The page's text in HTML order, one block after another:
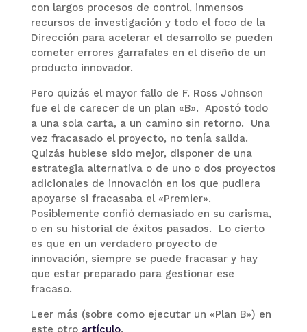
con largos procesos de control, inmensos
recursos de investigación y todo el foco de la
Dirección para acelerar el desarrollo se pueden
cometer errores garrafales en el diseño de un
producto innovador.
Pero quizás el mayor fallo de F. Ross Johnson
fue el de carecer de un plan «B». Apostó todo
a una sola carta, a un camino sin retorno. Una
vez fracasado el proyecto, no tenía salida.
Quizás hubiese sido mejor, disponer de una
estrategia alternativa o de uno o dos proyectos
adicionales de innovación en los que pudiera
apoyarse si fracasaba el «Premier».
Posiblemente confió demasiado en su carisma,
o en su historial de éxitos pasados. Lo cierto
es que en un verdadero proyecto de
innovación, siempre se puede fracasar y hay
que estar preparado para gestionar ese
fracaso.
Leer más (sobre como ejecutar un «Plan B») en